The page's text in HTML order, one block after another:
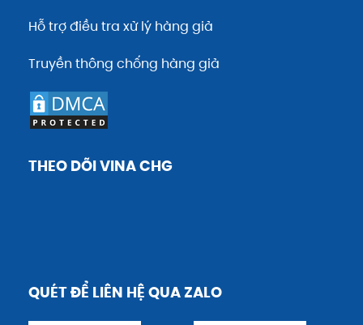
Hỗ trợ điều tra xử lý hàng giả
Truyền thông chống hàng giả
THEO DÕI VINA CHG
QUÉT ĐỂ LIÊN HỆ QUA ZALO